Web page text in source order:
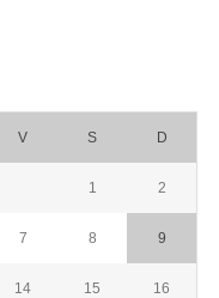
V S D
1 2
7 8 9
14 15 16